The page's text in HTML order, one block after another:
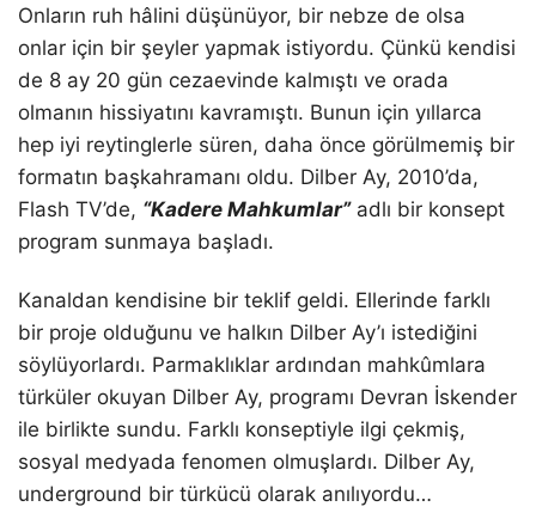
Onların ruh hâlini düşünüyor, bir nebze de olsa
onlar için bir şeyler yapmak istiyordu. Çünkü kendisi
de 8 ay 20 gün cezaevinde kalmıştı ve orada
olmanın hissiyatını kavramıştı. Bunun için yıllarca
hep iyi reytinglerle süren, daha önce görülmemiş bir
formatın başkahramanı oldu. Dilber Ay, 2010’da,
Flash TV’de, “Kadere Mahkumlar”adlı bir konsept
program sunmaya başladı.
Kanaldan kendisine bir teklif geldi. Ellerinde farklı
bir proje olduğunu ve halkın Dilber Ay’ı istediğini
söylüyorlardı. Parmaklıklar ardından mahkûmlara
türküler okuyan Dilber Ay, programı Devran İskender
ile birlikte sundu. Farklı konseptiyle ilgi çekmiş,
sosyal medyada fenomen olmuşlardı. Dilber Ay,
underground bir türkücü olarak anılıyordu…